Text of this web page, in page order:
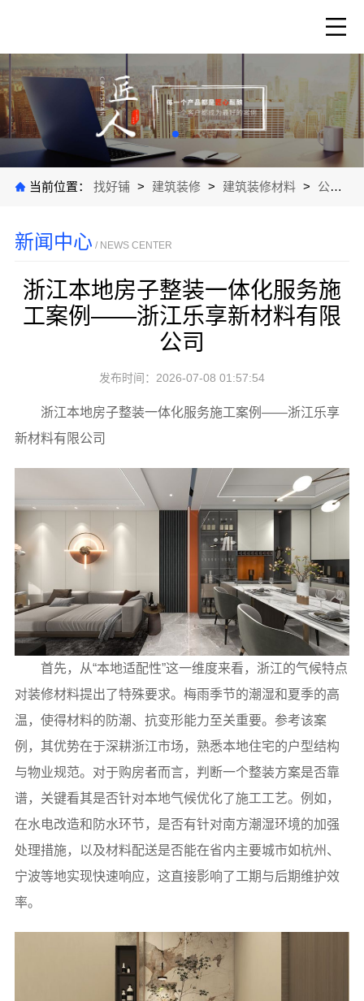
当前位置： 找好铺 > 建筑装修 > 建筑装修材料 > 公司新闻
新闻中心 / NEWS CENTER
浙江本地房子整装一体化服务施
工案例——浙江乐享新材料有限
公司
发布时间：2026-07-08 01:57:54
浙江本地房子整装一体化服务施工案例——浙江乐享
新材料有限公司
首先，从“本地适配性”这一维度来看，浙江的气候特点
对装修材料提出了特殊要求。梅雨季节的潮湿和夏季的高
温，使得材料的防潮、抗变形能力至关重要。参考该案
例，其优势在于深耕浙江市场，熟悉本地住宅的户型结构
与物业规范。对于购房者而言，判断一个整装方案是否靠
谱，关键看其是否针对本地气候优化了施工工艺。例如，
在水电改造和防水环节，是否有针对南方潮湿环境的加强
处理措施，以及材料配送是否能在省内主要城市如杭州、
宁波等地实现快速响应，这直接影响了工期与后期维护效
率。